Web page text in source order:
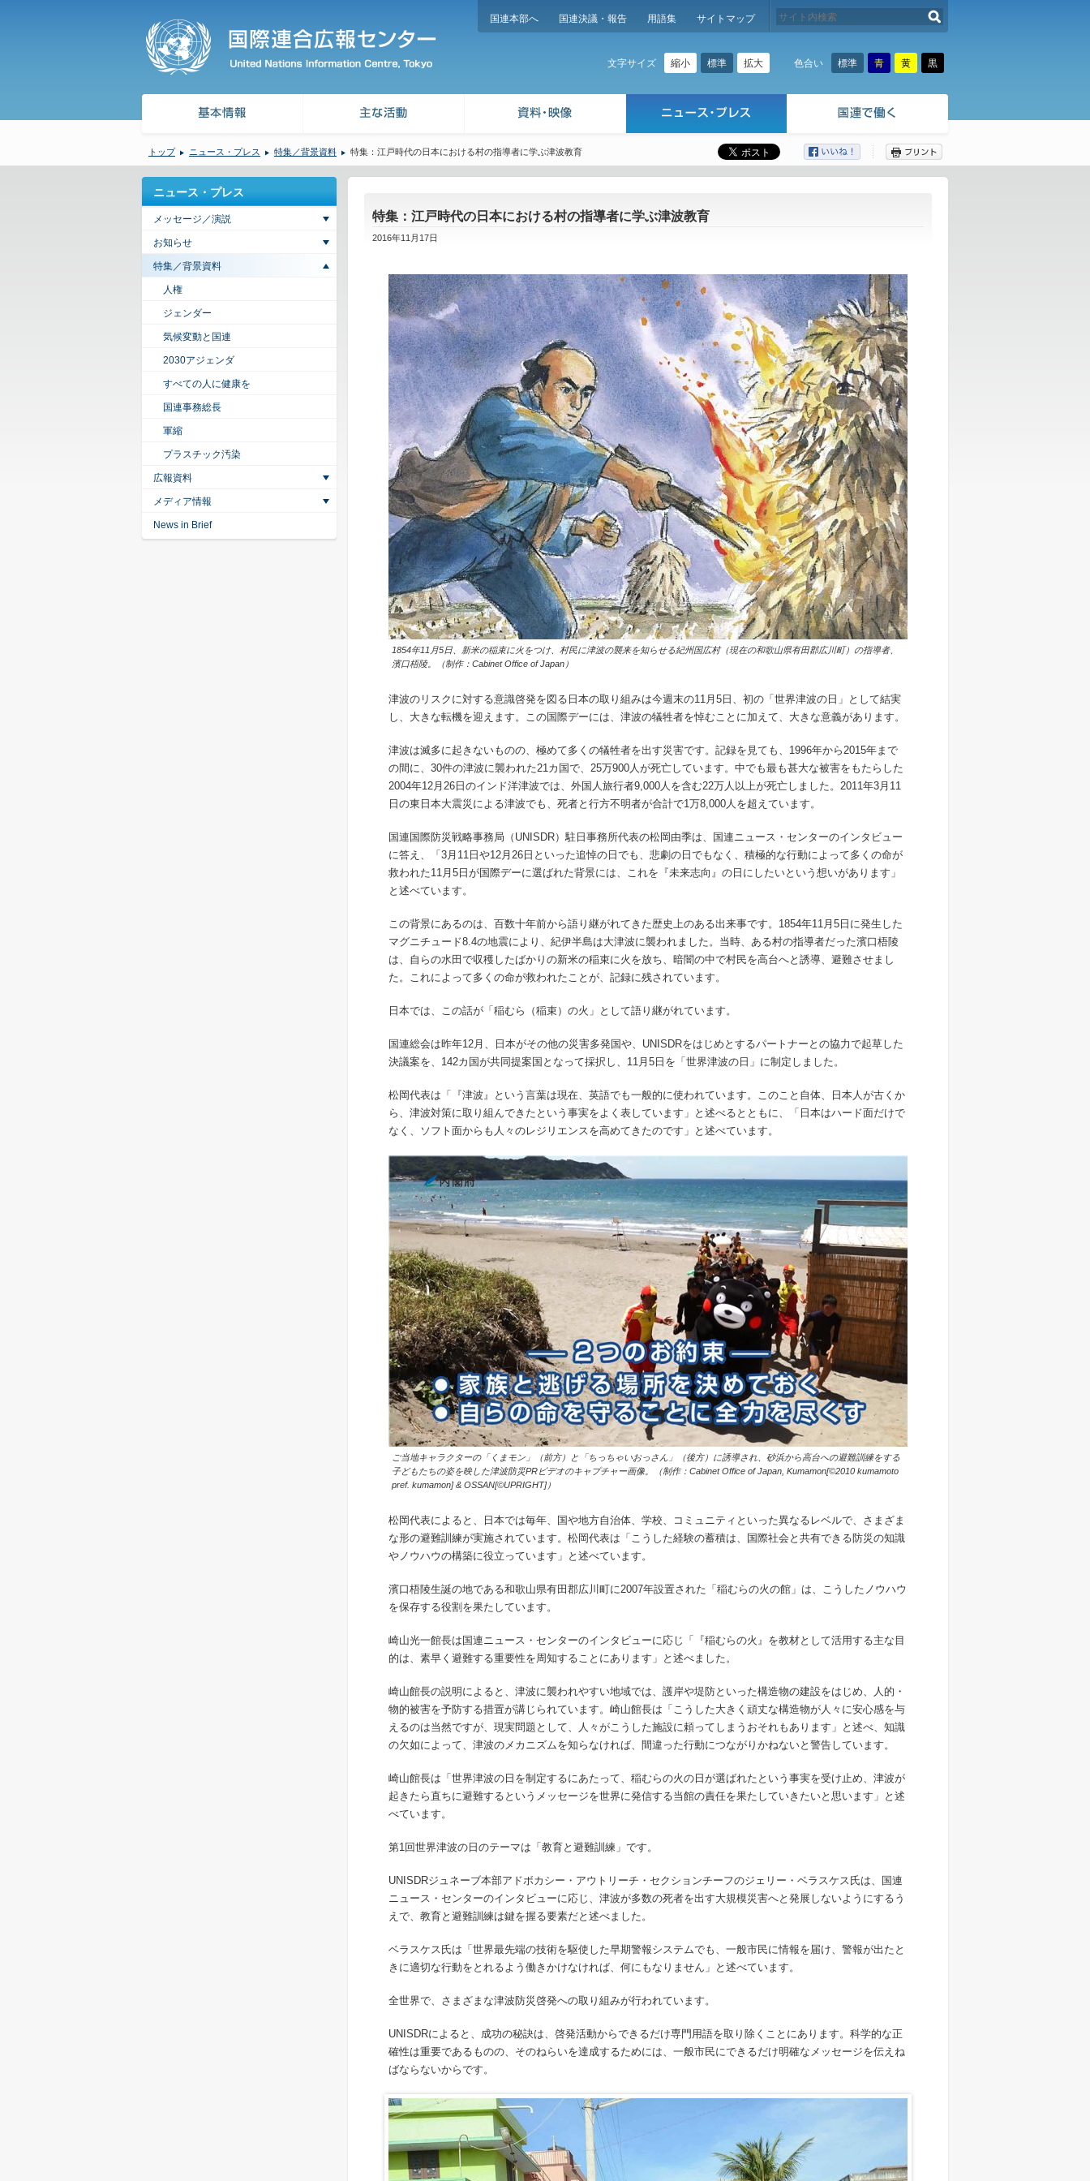
国連本部へ 国連決議・報告 用語集 サイトマップ
文字サイズ 縮小 標準 拡大 色合い 標準 青 黄 黒
トップ ニュース・プレス 特集／背景資料 特集：江戸時代の日本における村の指導者に学ぶ津波教育
特集：江戸時代の日本における村の指導者に学ぶ津波教育
2016年11月17日
1854年11月5日、新米の稲束に火をつけ、村民に津波の襲来を知らせる紀州国広村（現在の和歌山県有田郡広川町）の指導者、
濱口梧陵。（制作：Cabinet Office of Japan）
津波のリスクに対する意識啓発を図る日本の取り組みは今週末の11月5日、初の「世界津波の日」として結実
し、大きな転機を迎えます。この国際デーには、津波の犠牲者を悼むことに加えて、大きな意義があります。
津波は滅多に起きないものの、極めて多くの犠牲者を出す災害です。記録を見ても、1996年から2015年まで
の間に、30件の津波に襲われた21カ国で、25万900人が死亡しています。中でも最も甚大な被害をもたらした
2004年12月26日のインド洋津波では、外国人旅行者9,000人を含む22万人以上が死亡しました。2011年3月11
日の東日本大震災による津波でも、死者と行方不明者が合計で1万8,000人を超えています。
国連国際防災戦略事務局（UNISDR）駐日事務所代表の松岡由季は、国連ニュース・センターのインタビュー
に答え、「3月11日や12月26日といった追悼の日でも、悲劇の日でもなく、積極的な行動によって多くの命が
救われた11月5日が国際デーに選ばれた背景には、これを『未来志向』の日にしたいという想いがあります」
と述べています。
この背景にあるのは、百数十年前から語り継がれてきた歴史上のある出来事です。1854年11月5日に発生した
マグニチュード8.4の地震により、紀伊半島は大津波に襲われました。当時、ある村の指導者だった濱口梧陵
は、自らの水田で収穫したばかりの新米の稲束に火を放ち、暗闇の中で村民を高台へと誘導、避難させまし
た。これによって多くの命が救われたことが、記録に残されています。
日本では、この話が「稲むら（稲束）の火」として語り継がれています。
国連総会は昨年12月、日本がその他の災害多発国や、UNISDRをはじめとするパートナーとの協力で起草した
決議案を、142カ国が共同提案国となって採択し、11月5日を「世界津波の日」に制定しました。
松岡代表は「『津波』という言葉は現在、英語でも一般的に使われています。このこと自体、日本人が古くか
ら、津波対策に取り組んできたという事実をよく表しています」と述べるとともに、「日本はハード面だけで
なく、ソフト面からも人々のレジリエンスを高めてきたのです」と述べています。
ご当地キャラクターの「くまモン」（前方）と「ちっちゃいおっさん」（後方）に誘導され、砂浜から高台への避難訓練をする
子どもたちの姿を映した津波防災PRビデオのキャプチャー画像。（制作：Cabinet Office of Japan, Kumamon[©2010 kumamoto
pref. kumamon] & OSSAN[©UPRIGHT]）
松岡代表によると、日本では毎年、国や地方自治体、学校、コミュニティといった異なるレベルで、さまざま
な形の避難訓練が実施されています。松岡代表は「こうした経験の蓄積は、国際社会と共有できる防災の知識
やノウハウの構築に役立っています」と述べています。
濱口梧陵生誕の地である和歌山県有田郡広川町に2007年設置された「稲むらの火の館」は、こうしたノウハウ
を保存する役割を果たしています。
崎山光一館長は国連ニュース・センターのインタビューに応じ「『稲むらの火』を教材として活用する主な目
的は、素早く避難する重要性を周知することにあります」と述べました。
崎山館長の説明によると、津波に襲われやすい地域では、護岸や堤防といった構造物の建設をはじめ、人的・
物的被害を予防する措置が講じられています。崎山館長は「こうした大きく頑丈な構造物が人々に安心感を与
えるのは当然ですが、現実問題として、人々がこうした施設に頼ってしまうおそれもあります」と述べ、知識
の欠如によって、津波のメカニズムを知らなければ、間違った行動につながりかねないと警告しています。
崎山館長は「世界津波の日を制定するにあたって、稲むらの火の日が選ばれたという事実を受け止め、津波が
起きたら直ちに避難するというメッセージを世界に発信する当館の責任を果たしていきたいと思います」と述
べています。
第1回世界津波の日のテーマは「教育と避難訓練」です。
UNISDRジュネーブ本部アドボカシー・アウトリーチ・セクションチーフのジェリー・ベラスケス氏は、国連
ニュース・センターのインタビューに応じ、津波が多数の死者を出す大規模災害へと発展しないようにするう
えで、教育と避難訓練は鍵を握る要素だと述べました。
ベラスケス氏は「世界最先端の技術を駆使した早期警報システムでも、一般市民に情報を届け、警報が出たと
きに適切な行動をとれるよう働きかけなければ、何にもなりません」と述べています。
全世界で、さまざまな津波防災啓発への取り組みが行われています。
UNISDRによると、成功の秘訣は、啓発活動からできるだけ専門用語を取り除くことにあります。科学的な正
確性は重要であるものの、そのねらいを達成するためには、一般市民にできるだけ明確なメッセージを伝えね
ばならないからです。
ニュース・プレス
メッセージ／演説
お知らせ
特集／背景資料
人権
ジェンダー
気候変動と国連
2030アジェンダ
すべての人に健康を
国連事務総長
軍縮
プラスチック汚染
広報資料
メディア情報
News in Brief